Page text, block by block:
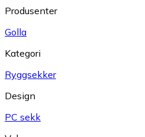
Produsenter
Golla
Kategori
Ryggsekker
Design
PC sekk